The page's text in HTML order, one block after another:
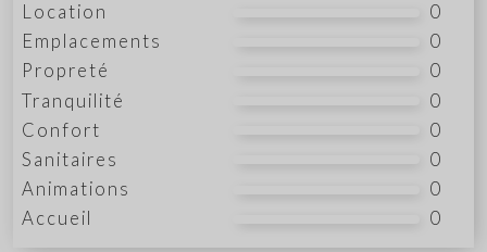
Location
0
Emplacements
0
Propreté
0
Tranquilité
0
Confort
0
Sanitaires
0
Animations
0
Accueil
0